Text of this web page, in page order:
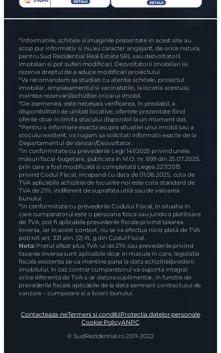
*Informatiile, schitele si imaginile prezentate in acest site au
scop pur informativ si nu au caracter angajant, de orice natura,
pentru Sud Rezidential Real Estate SRL sau dezvoltatorii
imobiliari si pot suferi modificari. Dezvoltatorii imobiliari isi
rezerva dreptul de a aduce modificari proiectului
*Va recomandam sa studiati cu atentie schitele, proiectul
imobiliar, amplasamentul si vecinatatile, la locatia acestuia,
inaintea rezervarii/achizitiei oricarui imobil.
*De asemenea, este necesara verificarea, în prealabil, a
disponibilitatii de unitati locative, ofertele prezentate fiind
oferite doar in limita stocului disponibil la un moment dat.
*Pentru o informare exacta asupra situatiei unui imobil sau a
stocului existent, va rugam sa solicitati informatii exacte de la
Departamentul de Vanzari/Dezvoltator.
*In conformitate cu prevederile Legii 141/2025 privind unele
măsuri fiscal-bugetare, publicata in M.O. nr. 699 din 25.07.2025,
prin care a fost modificată și completată Legea 227/2015
privind Codul Fiscal, incepand cu data de 01.08.2025, cota de
TVA aplicabila achizitiei de locuinte noi este cota standard de
TVA de 21%, indiferent de suprafața utilă sau de valoarea
bunului.
*In conformitate cu prevederile Codului Fiscal, in situatia in
care cumparatorul este o persoana fizica sau juridica platitoare
de TVA, pot fi aplicabile prevederile fiscale privind taxarea
inversa, iar in acest context, nu se va efectua nicio plată de TVA
potrivit art. 331 alin. (2) lit. g din Codul Fiscal.
Nota:Pretul afisat plus TVA-ul de 21% sau prevederile privind
taxarea inversa sunt aplicabile doar in masura in care, legislatia
fiscala existenta se va mentine pana la data achizitiei/predarii
imobilului, in caz contrar cumparatorul va suporta integral
orice diferenta de TVA s-ar datora suplimentar, in functie de
prevederile fiscale aplicabile de la data semnarii contractului de
vanzare – cumparare si a livrarii bunului.
Contacteaza-neTermeni si conditiiProtectia datelor personale
Cookie PolicyANPC
© SudRezidential.ro 2011-2022